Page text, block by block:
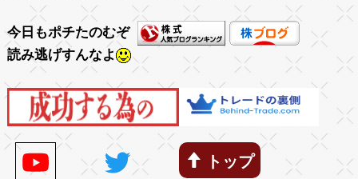
今日もポチたのむぞ
読み逃げすんなよ
トップ